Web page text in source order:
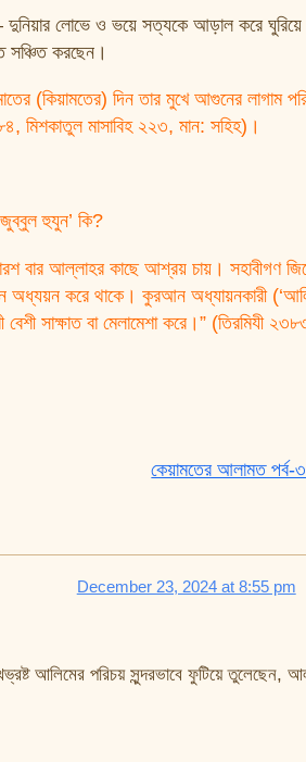
লোভে ও ভয়ে সত্যকে আড়াল করে
সঞ্চিত করছেন।
(কিয়ামতের) দিন তার মুখে আগুনের লাগাম
মিশকাতুল মাসাবিহ ২২৩, মান: সহিহ)।
হুযুন’ কি?
সাক্ষাত বা মেলামেশা করে।” (তিরমিযী
কেয়ামতের আলামত পর্ব-
December 23, 2024 at 8:55 pm
আলিমের পরিচয় সুন্দরভাবে ফুটিয়ে তুলেছেন,